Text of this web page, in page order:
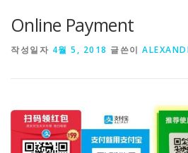
Online Payment
작성일자 4월 5, 2018 글쓴이